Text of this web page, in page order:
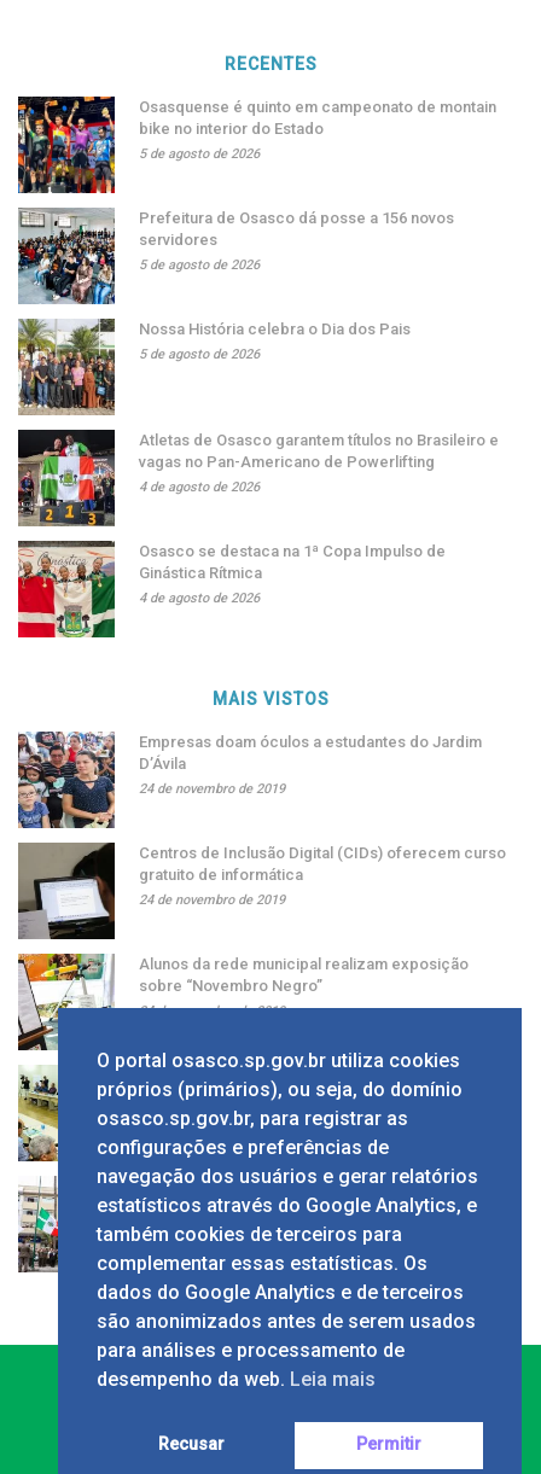
RECENTES
Osasquense é quinto em campeonato de montain
bike no interior do Estado
5 de agosto de 2026
Prefeitura de Osasco dá posse a 156 novos
servidores
5 de agosto de 2026
Nossa História celebra o Dia dos Pais
5 de agosto de 2026
Atletas de Osasco garantem títulos no Brasileiro e
vagas no Pan-Americano de Powerlifting
4 de agosto de 2026
Osasco se destaca na 1ª Copa Impulso de
Ginástica Rítmica
4 de agosto de 2026
MAIS VISTOS
Empresas doam óculos a estudantes do Jardim
D’Ávila
24 de novembro de 2019
Centros de Inclusão Digital (CIDs) oferecem curso
gratuito de informática
24 de novembro de 2019
Alunos da rede municipal realizam exposição
sobre “Novembro Negro”
24 de novembro de 2019
Grupo apresenta ao prefeito sugestão de alíquota
única de ISS
24 de novembro de 2019
Solenidade em comemoração ao Dia da Bandeira
no Calçadão
24 de novembro de 2019
O portal osasco.sp.gov.br utiliza cookies
próprios (primários), ou seja, do domínio
osasco.sp.gov.br, para registrar as
configurações e preferências de
navegação dos usuários e gerar relatórios
estatísticos através do Google Analytics, e
também cookies de terceiros para
complementar essas estatísticas. Os
dados do Google Analytics e de terceiros
são anonimizados antes de serem usados
para análises e processamento de
desempenho da web. Leia mais
Recusar Permitir